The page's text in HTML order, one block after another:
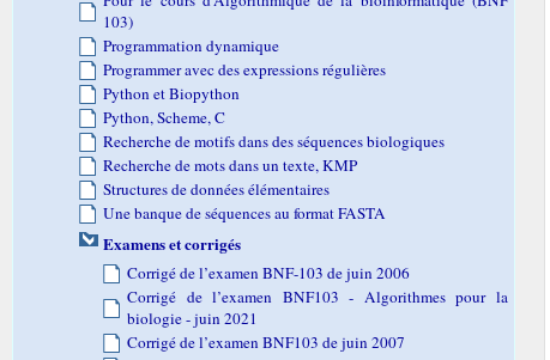
103)
Programmation dynamique
Programmer avec des expressions régulières
Python et Biopython
Python, Scheme, C
Recherche de motifs dans des séquences biologiques
Recherche de mots dans un texte, KMP
Structures de données élémentaires
Une banque de séquences au format FASTA
Examens et corrigés
Corrigé de l’examen BNF-103 de juin 2006
Corrigé de l’examen BNF103 - Algorithmes pour la
biologie - juin 2021
Corrigé de l’examen BNF103 de juin 2007